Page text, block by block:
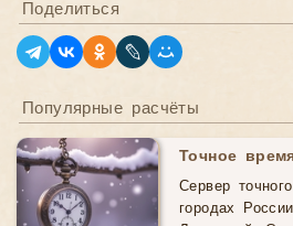
Поделиться
Популярные расчёты
Точное
Сервер
городах